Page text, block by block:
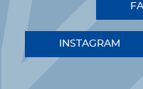
INSTAGRAM